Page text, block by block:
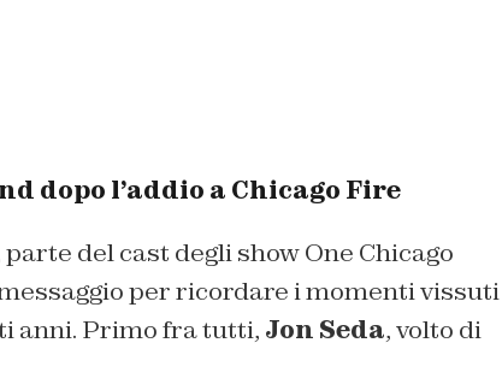
dopo l’addio a Chicago Fire
del cast degli show One Chicago
per ricordare i momenti vissuti
anni. Primo fra tutti, Jon Seda, volto di